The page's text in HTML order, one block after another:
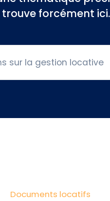
trouve forcément ici.
Documents locatifs